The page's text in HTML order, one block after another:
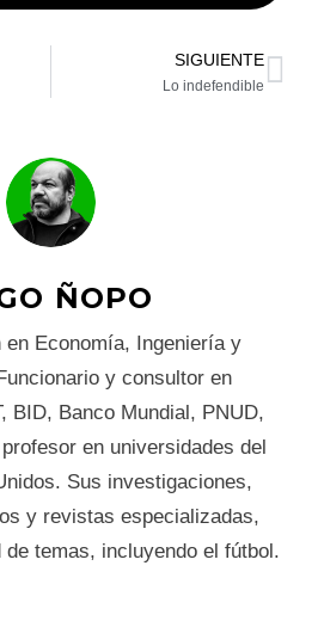
SIGUIENTE
Lo indefendible
ÑOPO
en Economía, Ingeniería y
y consultor en
BID, Banco Mundial, PNUD,
en universidades del
Sus investigaciones,
y revistas especializadas,
temas, incluyendo el fútbol.